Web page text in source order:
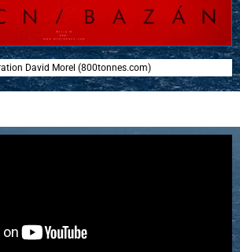
David Morel (800tonnes.com)